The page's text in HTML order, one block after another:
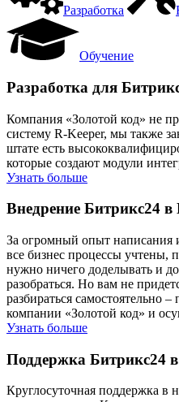
Разработка
Обучение
Разработка для
Компания «Золотой код» не
систему R-Keeper, мы также
штате есть
которые создают модули
Узнать больше
Внедрение Битрикс24 в
За огромный опыт написания
все бизнес процессы учтены,
нужно ничего доделывать и
разобраться. Но вам не
разбираться самостоятельно
компании «Золотой код» и
Узнать больше
Поддержка Битрикс24
Круглосуточная поддержка в